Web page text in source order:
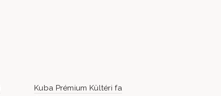
Kuba Prémium Kültéri fa